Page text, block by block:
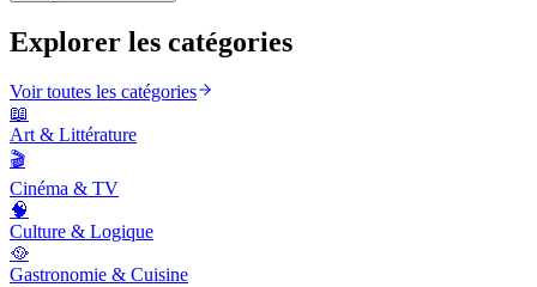
Explorer les catégories
Voir toutes les catégories
📖
Art & Littérature
🎬
Cinéma & TV
🧠
Culture & Logique
🥘
Gastronomie & Cuisine